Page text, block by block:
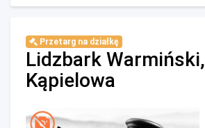
Przetarg na działkę
Lidzbark Warmiński,
Kąpielowa